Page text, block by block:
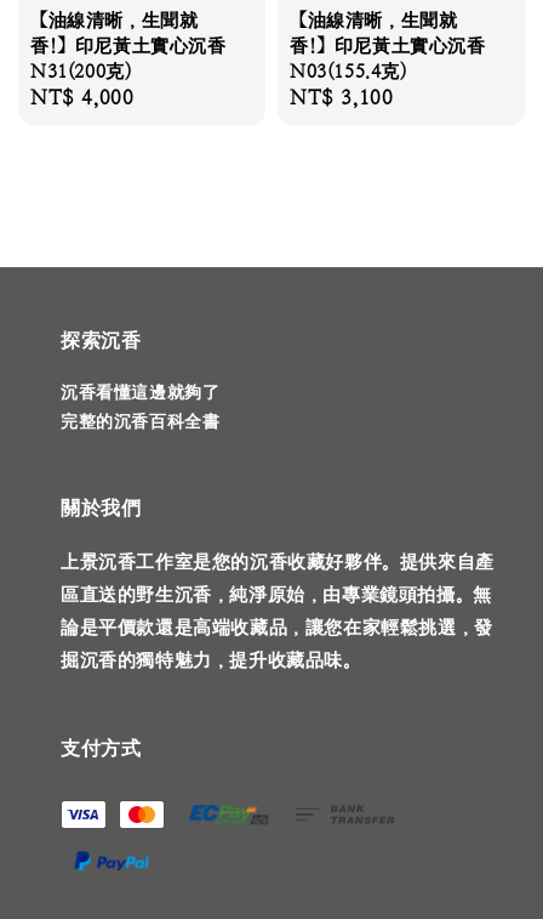
【油線清晰，生聞就
香!】印尼黃土實心沉香
N31(200克)
Regular
NT$ 4,000
【油線清晰，生聞就
香!】印尼黃土實心沉香
N03(155.4克)
Regular
NT$ 3,100
探索沉香
沉香看懂這邊就夠了
完整的沉香百科全書
關於我們
上景沉香工作室是您的沉香收藏好夥伴。提供來自產
區直送的野生沉香，純淨原始，由專業鏡頭拍攝。無
論是平價款還是高端收藏品，讓您在家輕鬆挑選，發
掘沉香的獨特魅力，提升收藏品味。
支付方式